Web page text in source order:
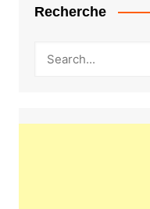
Recherche